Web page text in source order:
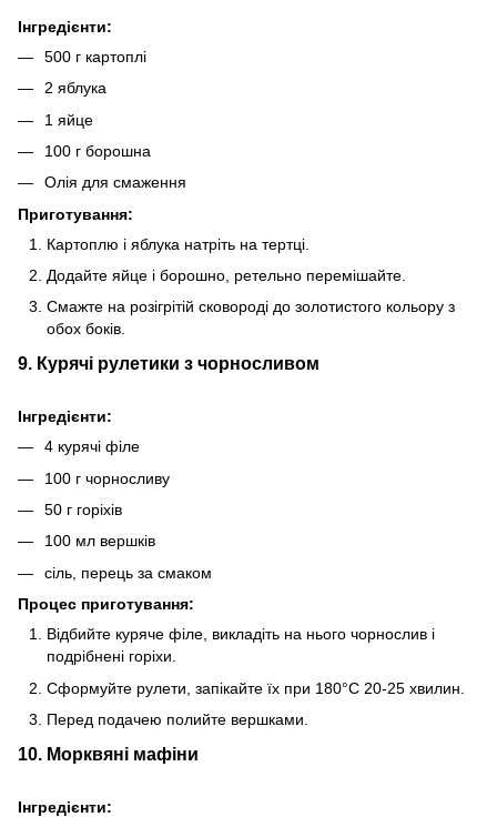
Інгредієнти:
500 г картоплі
2 яблука
1 яйце
100 г борошна
Олія для смаження
Приготування:
Картоплю і яблука натріть на тертці.
Додайте яйце і борошно, ретельно перемішайте.
Смажте на розігрітій сковороді до золотистого кольору з
обох боків.
9. Курячі рулетики з чорносливом
Інгредієнти:
4 курячі філе
100 г чорносливу
50 г горіхів
100 мл вершків
сіль, перець за смаком
Процес приготування:
Відбийте куряче філе, викладіть на нього чорнослив і
подрібнені горіхи.
Сформуйте рулети, запікайте їх при 180°C 20-25 хвилин.
Перед подачею полийте вершками.
10. Морквяні мафіни
Інгредієнти: